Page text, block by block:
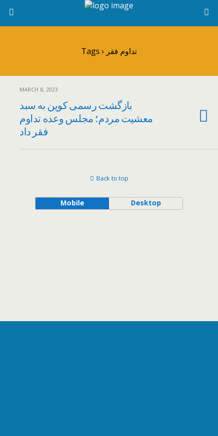
Tags › تداوم فقر
MARCH 8, 2023
بازگشت رسمی کوپن به سبد
معشیت مردم؛ مجلس وعده تداوم
فقر داد
Back to top
Mobile Desktop